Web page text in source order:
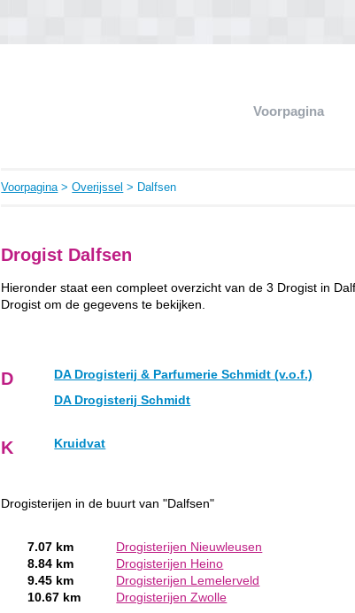
Voorpagina
Voorpagina>Overijssel > Dalfsen
Drogist Dalfsen
Hieronder staat een compleet overzicht van de 3 Drogist in
Drogist om de gegevens te bekijken.
D
DA Drogisterij & Parfumerie Schmidt (v.o.f.)
DA Drogisterij Schmidt
K Kruidvat
Drogisterijen in de buurt van "Dalfsen"
7.07 km
Drogisterijen Nieuwleusen
8.84 km
Drogisterijen Heino
9.45 km
Drogisterijen Lemelerveld
10.67 km
Drogisterijen Zwolle